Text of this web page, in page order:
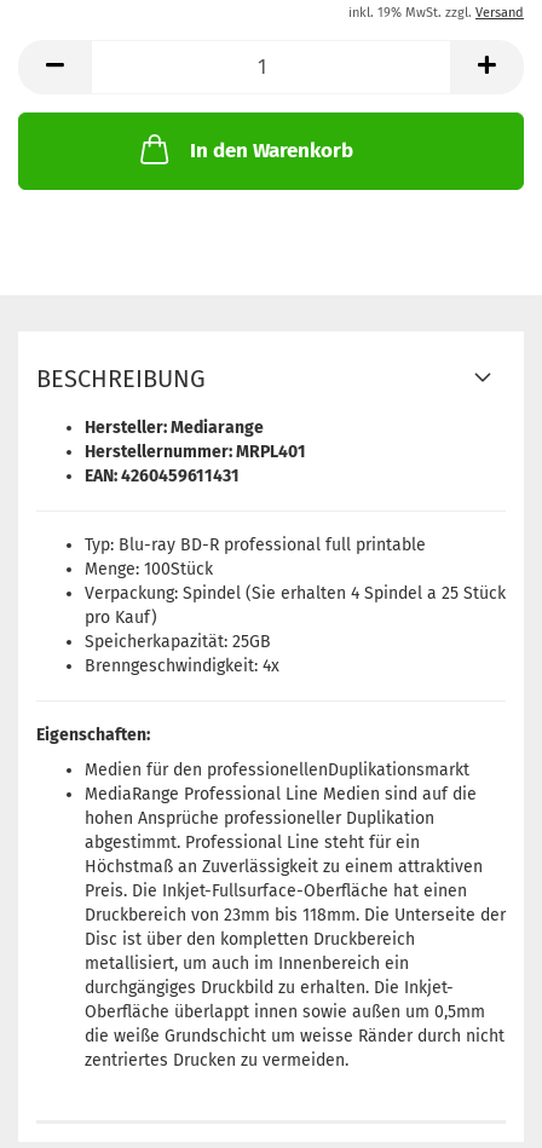
inkl. 19% MwSt. zzgl. Versand
In den Warenkorb
BESCHREIBUNG
Hersteller: Mediarange
Herstellernummer: MRPL401
EAN: 4260459611431
Typ: Blu-ray BD-R professional full printable
Menge: 100Stück
Verpackung: Spindel (Sie erhalten 4 Spindel a 25 Stück
pro Kauf)
Speicherkapazität: 25GB
Brenngeschwindigkeit: 4x
Eigenschaften:
Medien für den professionellenDuplikationsmarkt
MediaRange Professional Line Medien sind auf die
hohen Ansprüche professioneller Duplikation
abgestimmt. Professional Line steht für ein
Höchstmaß an Zuverlässigkeit zu einem attraktiven
Preis. Die Inkjet-Fullsurface-Oberfläche hat einen
Druckbereich von 23mm bis 118mm. Die Unterseite der
Disc ist über den kompletten Druckbereich
metallisiert, um auch im Innenbereich ein
durchgängiges Druckbild zu erhalten. Die Inkjet-
Oberfläche überlappt innen sowie außen um 0,5mm
die weiße Grundschicht um weisse Ränder durch nicht
zentriertes Drucken zu vermeiden.